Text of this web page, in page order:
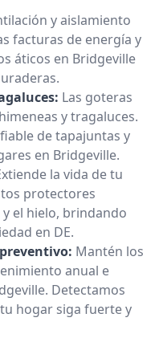
y aislamiento
facturas de energía y
áticos en Bridgeville
Las goteras
y tragaluces.
de tapajuntas y
en Bridgeville.
la vida de tu
protectores
el hielo, brindando
en DE.
Mantén los
anual e
Detectamos
hogar siga fuerte y